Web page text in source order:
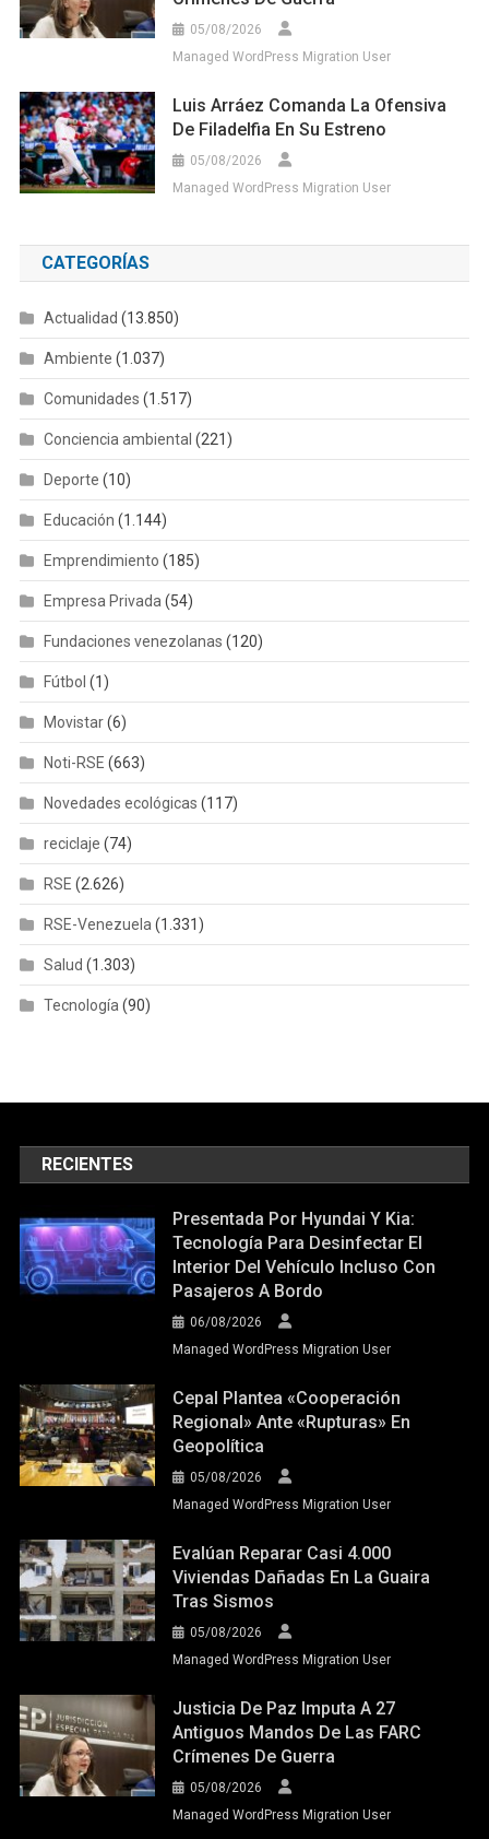
05/08/2026
Managed WordPress Migration User
Luis Arráez Comanda La Ofensiva
De Filadelfia En Su Estreno
05/08/2026
Managed WordPress Migration User
CATEGORÍAS
Actualidad (13.850)
Ambiente (1.037)
Comunidades (1.517)
Conciencia ambiental (221)
Deporte (10)
Educación (1.144)
Emprendimiento (185)
Empresa Privada(54)
Fundaciones venezolanas (120)
Fútbol (1)
Movistar(6)
Noti-RSE (663)
Novedades ecológicas (117)
reciclaje (74)
RSE (2.626)
RSE-Venezuela(1.331)
Salud (1.303)
Tecnología(90)
RECIENTES
Presentada Por Hyundai Y Kia:
Tecnología Para Desinfectar El
Interior Del Vehículo Incluso Con
Pasajeros A Bordo
06/08/2026
Managed WordPress Migration User
Cepal Plantea «cooperación
Regional» Ante «rupturas» En
Geopolítica
05/08/2026
Managed WordPress Migration User
Evalúan Reparar Casi 4.000
Viviendas Dañadas En La Guaira
Tras Sismos
05/08/2026
Managed WordPress Migration User
Justicia De Paz Imputa A 27
Antiguos Mandos De Las FARC
Crímenes De Guerra
05/08/2026
Managed WordPress Migration User